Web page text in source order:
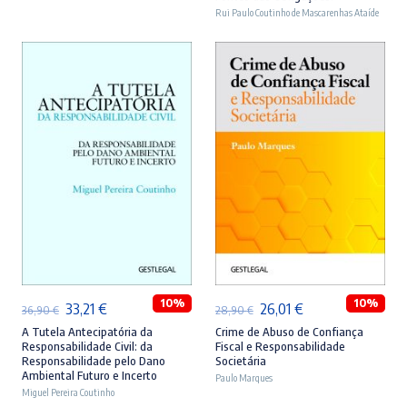
Rui Paulo Coutinho de Mascarenhas Ataíde
36,90€ O
preço
original
era:
33,21 €O
preço
atual
é:
10%
A Tutela Antecipatória da
Responsabilidade Civil: da
Responsabilidade pelo Dano
Ambiental Futuro e Incerto
Miguel Pereira Coutinho
ADICIONAR
28,90€ O
preço
original
era:
26,01 €O
preço
atual
10%
Crime de Abuso de Confiança
Fiscal e Responsabilidade
Societária
Paulo Marques